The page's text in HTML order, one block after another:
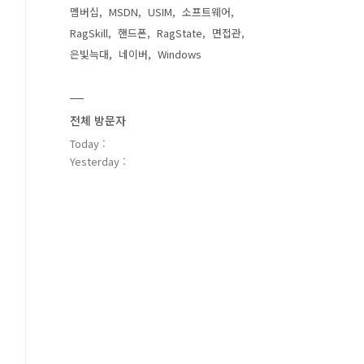
멤버십 MSDN USIM
소프트웨어
RagSkill
핸드폰 RagState
면접관
은빛늑대
네이버 Windows
전체 방문자
Today :
Yesterday :